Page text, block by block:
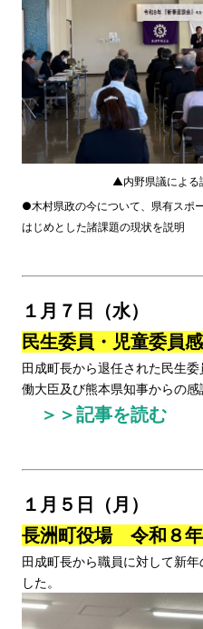
▲内野県議による
●木村県政の今について、県有スポ
はじめとした諸課題の現状を説明
１月７日（水）
民生委員・児童委員
田成町長から退任された民生
働大臣及び熊本県知事からの感
＞＞記事を読む
１月５日（月）
長洲町役場 令和８
田成町長から職員に対して新
した。